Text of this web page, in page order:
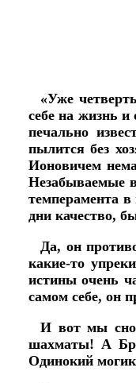
«Уже
себе на жизнь и
печально
пылится без
Ионовичем
Незабываемые
темперамента
дни качество,
Да, он
какие-то
истины очень
самом себе, он
И вот мы
шахматы! А
Одинокий